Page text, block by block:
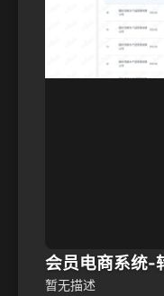
会员电商系统-
暂无描述